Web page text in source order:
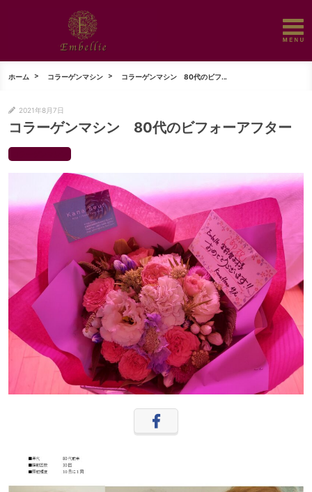
ホーム コラーゲンマシン コラーゲンマシン 80代のビフ...
2021年8月7日
コラーゲンマシン 80代のビフォーアフター